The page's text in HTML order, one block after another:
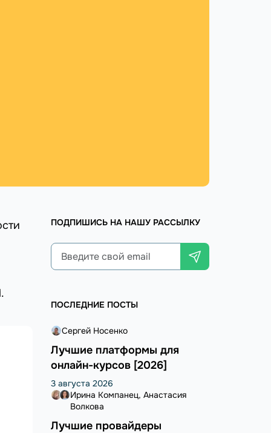
ПОДПИШИСЬ НА НАШУ РАССЫЛКУ
ПОСЛЕДНИЕ ПОСТЫ
Сергей Носенко
Лучшие платформы для
онлайн-курсов [2026]
3 августа 2026
Ирина Компанец Анастасия
Волкова
Лучшие провайдеры